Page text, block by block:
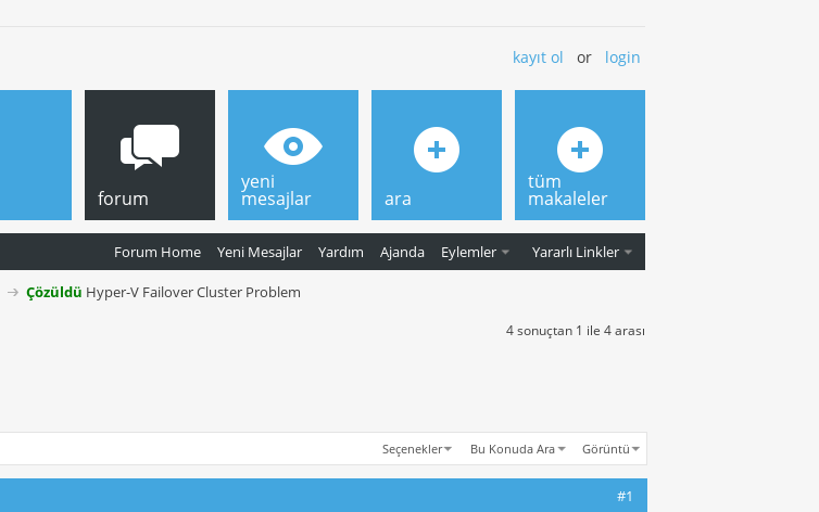
kayıt ol or login
forum
Forum Home Yeni Mesajlar Yardım Ajanda Eylemler Yararlı Linkler
yeni
mesajlar ara
tüm
makaleler
Çözüldü Hyper-V Failover Cluster Problem
4 sonuçtan 1 ile 4 arası
Seçenekler Bu Konuda Ara Görüntü
#1